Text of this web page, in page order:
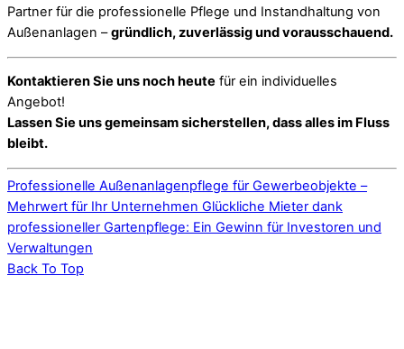
Partner für die professionelle Pflege und Instandhaltung von
Außenanlagen –gründlich, zuverlässig und vorausschauend.
Kontaktieren Sie uns noch heute für ein individuelles
Angebot!
Lassen Sie uns gemeinsam sicherstellen, dass alles im Fluss
bleibt.
Professionelle Außenanlagenpflege für Gewerbeobjekte –
Mehrwert für Ihr Unternehmen Glückliche Mieter dank
professioneller Gartenpflege: Ein Gewinn für Investoren und
Verwaltungen
Back To Top